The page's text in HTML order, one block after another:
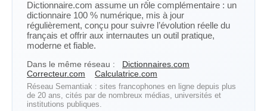
Dictionnaire.com assume un rôle complémentaire : un
dictionnaire 100 % numérique, mis à jour
régulièrement, conçu pour suivre l’évolution réelle du
français et offrir aux internautes un outil pratique,
moderne et fiable.
Dans le même réseau :
Dictionnaires.com
Correcteur.com
Calculatrice.com
Réseau Semantiak : sites francophones en ligne depuis plus
de 20 ans, cités par de nombreux médias, universités et
institutions publiques.